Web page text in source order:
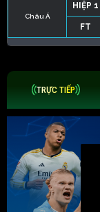
Châu Á
HIỆP 1
FT
FT
TRỰC TIẾP